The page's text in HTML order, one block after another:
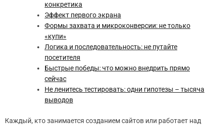
конкретика
Эффект первого экрана
Формы захвата и микроконверсии: не только
«купи»
Логика и последовательность: не путайте
посетителя
Быстрые победы: что можно внедрить прямо
сейчас
Не ленитесь тестировать: одни гипотезы – тысяча
выводов
Каждый, кто занимается созданием сайтов или работает над